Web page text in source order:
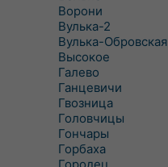
Ворони
Вулька-2
Вулька-Обровская
Высокое
Галево
Ганцевичи
Гвозница
Головчицы
Гончары
Горбаха